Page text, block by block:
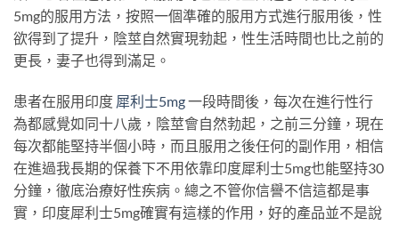
5mg的服用方法，按照一個準確的服用方式進行服用後，性
欲得到了提升，陰莖自然實現勃起，性生活時間也比之前的
更長，妻子也得到滿足。
患者在服用印度 犀利士5mg一段時間後，每次在進行性行
為都感覺如同十八歲，陰莖會自然勃起，之前三分鐘，現在
每次都能堅持半個小時，而且服用之後任何的副作用，相信
在進過我長期的保養下不用依靠印度犀利士5mg也能堅持30
分鐘，徹底治療好性疾病。總之不管你信譽不信這都是事
實，印度犀利士5mg確實有這樣的作用，好的產品並不是說